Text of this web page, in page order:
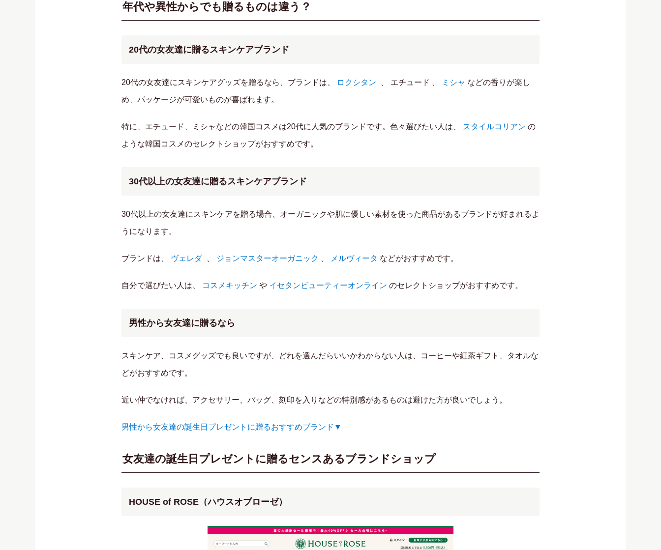
年代や異性からでも贈るものは違う？
20代の女友達に贈るスキンケアブランド
20代の女友達にスキンケアグッズを贈るなら、ブランドは、 ロクシタン エチュード ミシャ などの香りが楽し
め、パッケージが可愛いものが喜ばれます。
特に、エチュード、ミシャなどの韓国コスメは20代に人気のブランドです。色々選びたい人は、 スタイルコリアン の
ような韓国コスメのセレクトショップがおすすめです。
30代以上の女友達に贈るスキンケアブランド
30代以上の女友達にスキンケアを贈る場合、オーガニックや肌に優しい素材を使った商品があるブランドが好まれるよ
うになります。
ブランドは、 ヴェレダ ジョンマスターオーガニック メルヴィータ などがおすすめです。
自分で選びたい人は、 コスメキッチン や イセタンビューティーオンライン のセレクトショップがおすすめです。
男性から女友達に贈るなら
スキンケア、コスメグッズでも良いですが、どれを選んだらいいかわからない人は、コーヒーや紅茶ギフト、タオルな
どがおすすめです。
近い仲でなければ、アクセサリー、バッグ、刻印を入りなどの特別感があるものは避けた方が良いでしょう。
男性から女友達の誕生日プレゼントに贈るおすすめブランド▼
女友達の誕生日プレゼントに贈るセンスあるブランドショップ
HOUSE of ROSE（ハウスオブローゼ）